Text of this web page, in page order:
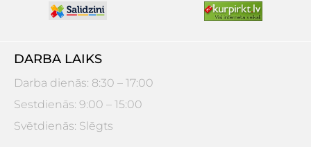
DARBA LAIKS
Darba dienās: 8:30 – 17:00
Sestdienās: 9:00 – 15:00
Svētdienās: Slēgts